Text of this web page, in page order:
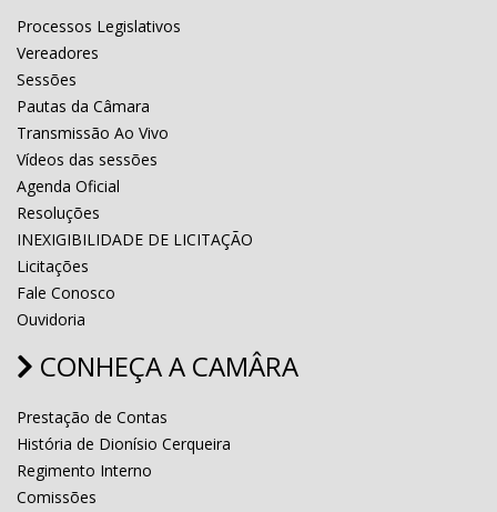
Processos Legislativos
Vereadores
Sessões
Pautas da Câmara
Transmissão Ao Vivo
Vídeos das sessões
Agenda Oficial
Resoluções
INEXIGIBILIDADE DE LICITAÇÃO
Licitações
Fale Conosco
Ouvidoria
CONHEÇA A CAMÂRA
Prestação de Contas
História de Dionísio Cerqueira
Regimento Interno
Comissões